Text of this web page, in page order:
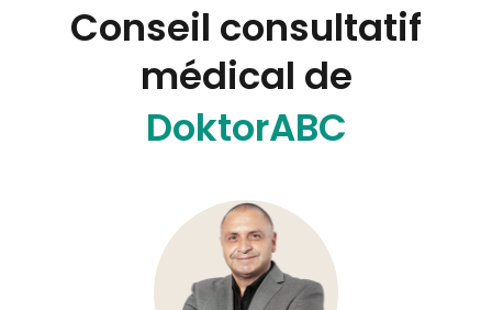
Conseil consultatif
médical de
DoktorABC